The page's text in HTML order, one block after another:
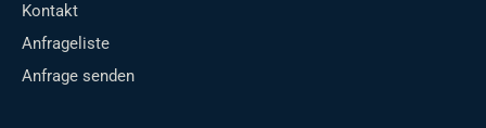
Kontakt
Anfrageliste
Anfrage senden